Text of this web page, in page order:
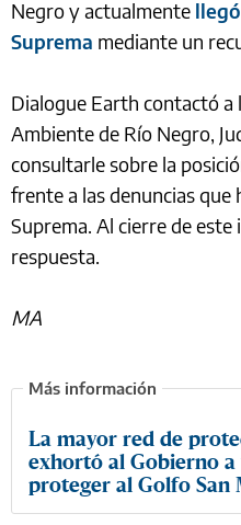
Negro y actualmente
Suprema mediante un
Dialogue Earth contactó a
Ambiente de Río Negro,
consultarle sobre la
frente a las denuncias que
Suprema. Al cierre de
respuesta.
MA
La mayor red de
exhortó al Gobierno
proteger al Golfo San